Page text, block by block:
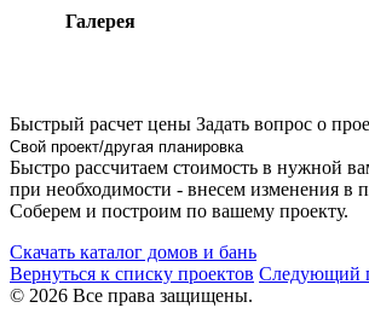
Галерея
Быстрый расчет цены Задать вопрос о
Свой проект/другая планировка
Быстро рассчитаем стоимость в нужной
при необходимости - внесем изменения в
Соберем и построим по вашему проекту.
Скачать каталог домов и бань
Вернуться к списку проектов Следующий
© 2026 Все права защищены.